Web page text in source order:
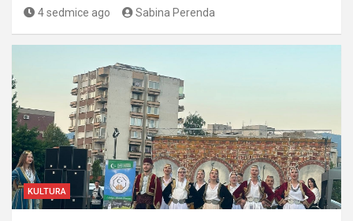
4 sedmice ago Sabina Perenda
KULTURA